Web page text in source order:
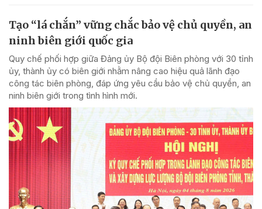
Tạo “lá chắn” vững chắc bảo vệ chủ quyền, an
ninh biên giới quốc gia
Quy chế phối hợp giữa Đảng ủy Bộ đội Biên phòng với 30 tỉnh
ủy, thành ủy có biên giới nhằm nâng cao hiệu quả lãnh đạo
công tác biên phòng, đáp ứng yêu cầu bảo vệ chủ quyền, an
ninh biên giới trong tình hình mới.